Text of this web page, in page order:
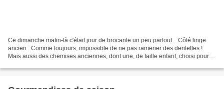
Ce dimanche matin-là c'était jour de brocante un peu partout... Côté linge
ancien : Comme toujours, impossible de ne pas ramener des dentelles !
Mais aussi des chemises anciennes, dont une, de taille enfant, choisi pour